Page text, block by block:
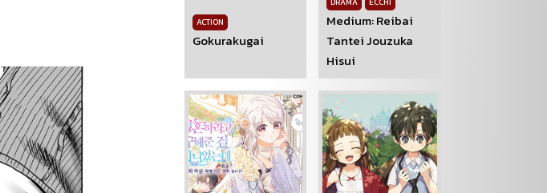
ACTION
Gokurakugai
Medium: Reibai
Tantei Jouzuka
Hisui